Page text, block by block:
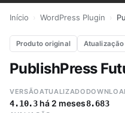
Início WordPress Plugin
Produto original
PublishPress
VERSÃO
4.10.3
ATUALIZADO
há 2 meses8.683